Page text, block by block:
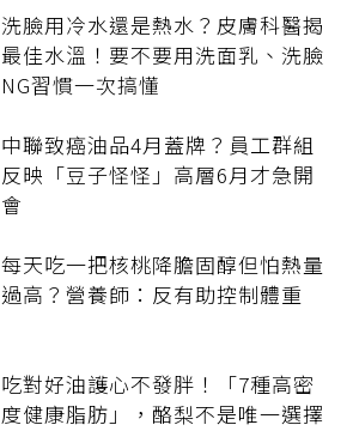
洗臉用冷水還是熱水？皮膚科醫揭
最佳水溫！要不要用洗面乳、洗臉
NG習慣一次搞懂
中聯致癌油品4月蓋牌？員工群組
反映「豆子怪怪」高層6月才急開
會
每天吃一把核桃降膽固醇但怕熱量
過高？營養師：反有助控制體重
吃對好油護心不發胖！「7種高密
度健康脂肪」，酪梨不是唯一選擇